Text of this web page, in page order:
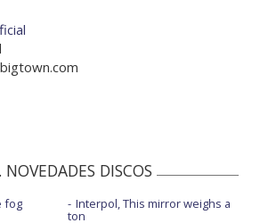
NOVEDADES DISCOS
fog
Interpol, This mirror weighs a
ton